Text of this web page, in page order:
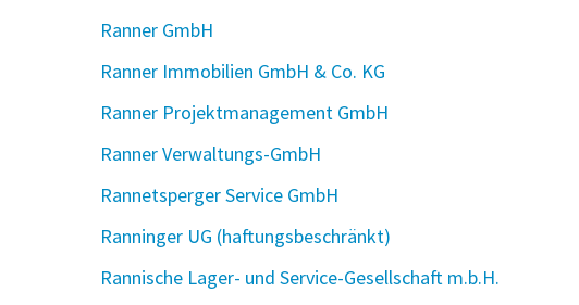
Ranner GmbH
Ranner Immobilien GmbH & Co. KG
Ranner Projektmanagement GmbH
Ranner Verwaltungs-GmbH
Rannetsperger Service GmbH
Ranninger UG (haftungsbeschränkt)
Rannische Lager- und Service-Gesellschaft m.b.H.